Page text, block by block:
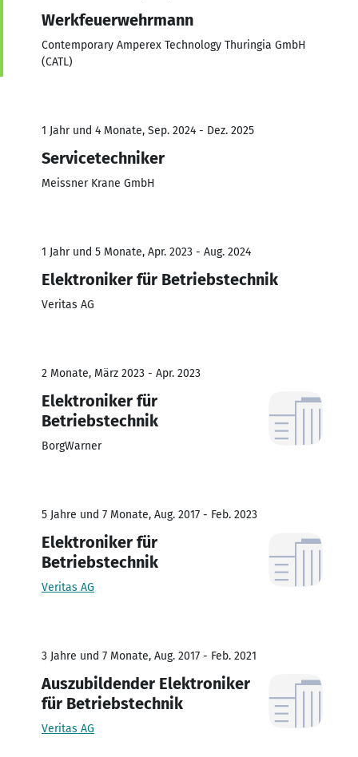
Werkfeuerwehrmann
Contemporary Amperex Technology Thuringia GmbH
(CATL)
1 Jahr und 4 Monate, Sep. 2024 - Dez. 2025
Servicetechniker
Meissner Krane GmbH
1 Jahr und 5 Monate, Apr. 2023 - Aug. 2024
Elektroniker für Betriebstechnik
Veritas AG
2 Monate, März 2023 - Apr. 2023
Elektroniker für
Betriebstechnik
BorgWarner
5 Jahre und 7 Monate, Aug. 2017 - Feb. 2023
Elektroniker für
Betriebstechnik
Veritas AG
3 Jahre und 7 Monate, Aug. 2017 - Feb. 2021
Auszubildender Elektroniker
für Betriebstechnik
Veritas AG